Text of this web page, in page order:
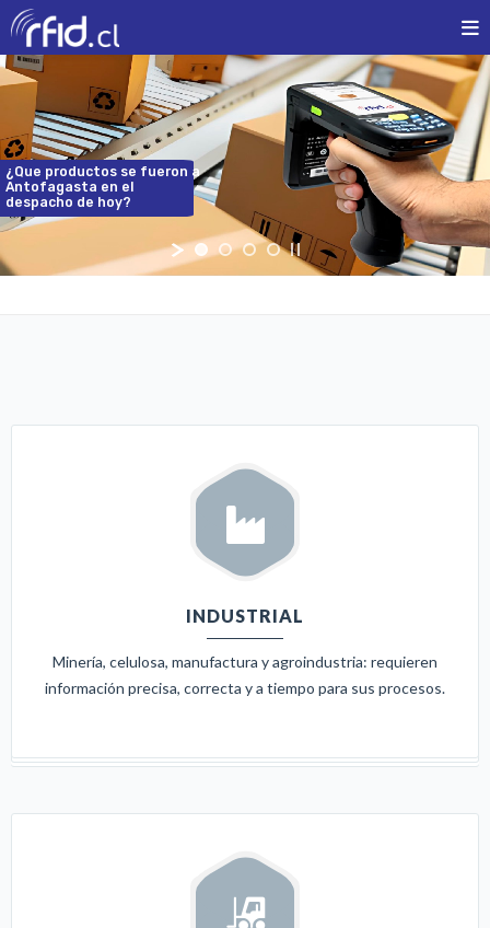
¿Que productos se fueron a
Antofagasta en el
despacho de hoy?
INDUSTRIAL
Minería, celulosa, manufactura y agroindustria: requieren
información precisa, correcta y a tiempo para sus procesos.